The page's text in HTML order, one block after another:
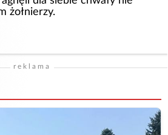
żołnierzy.
reklama